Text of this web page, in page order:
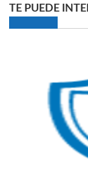
TE PUEDE